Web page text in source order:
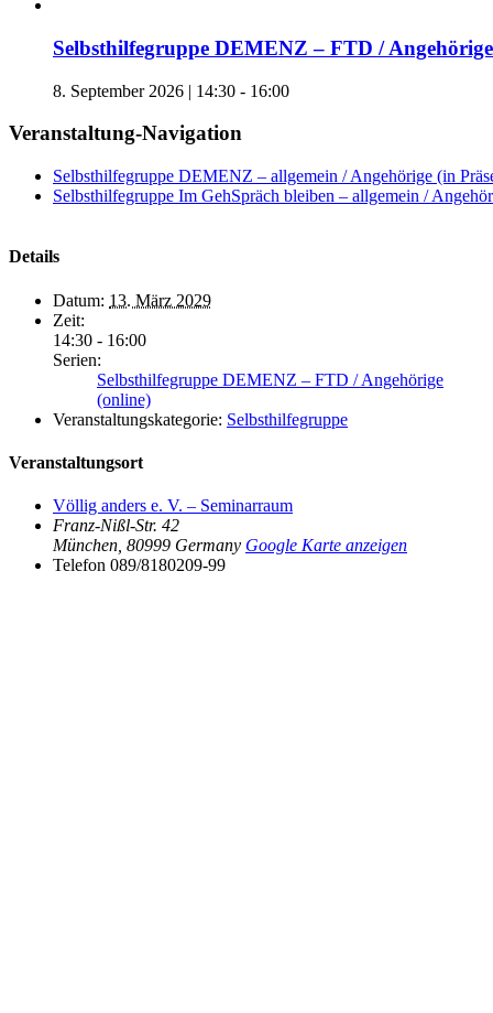
Selbsthilfegruppe DEMENZ – FTD /
8. September 2026 | 14:30 - 16:00
Veranstaltung-Navigation
Selbsthilfegruppe DEMENZ – allgemein / Angehörige (in
Selbsthilfegruppe Im GehSpräch bleiben – allgemein /
Details
Datum: 13. März 2029
Zeit:
14:30 - 16:00
Serien:
Selbsthilfegruppe DEMENZ – FTD / Angehörige
(online)
Veranstaltungskategorie: Selbsthilfegruppe
Veranstaltungsort
Völlig anders e. V. – Seminarraum
Franz-Nißl-Str. 42
München 80999 Germany Google Karte anzeigen
Telefon 089/8180209-99